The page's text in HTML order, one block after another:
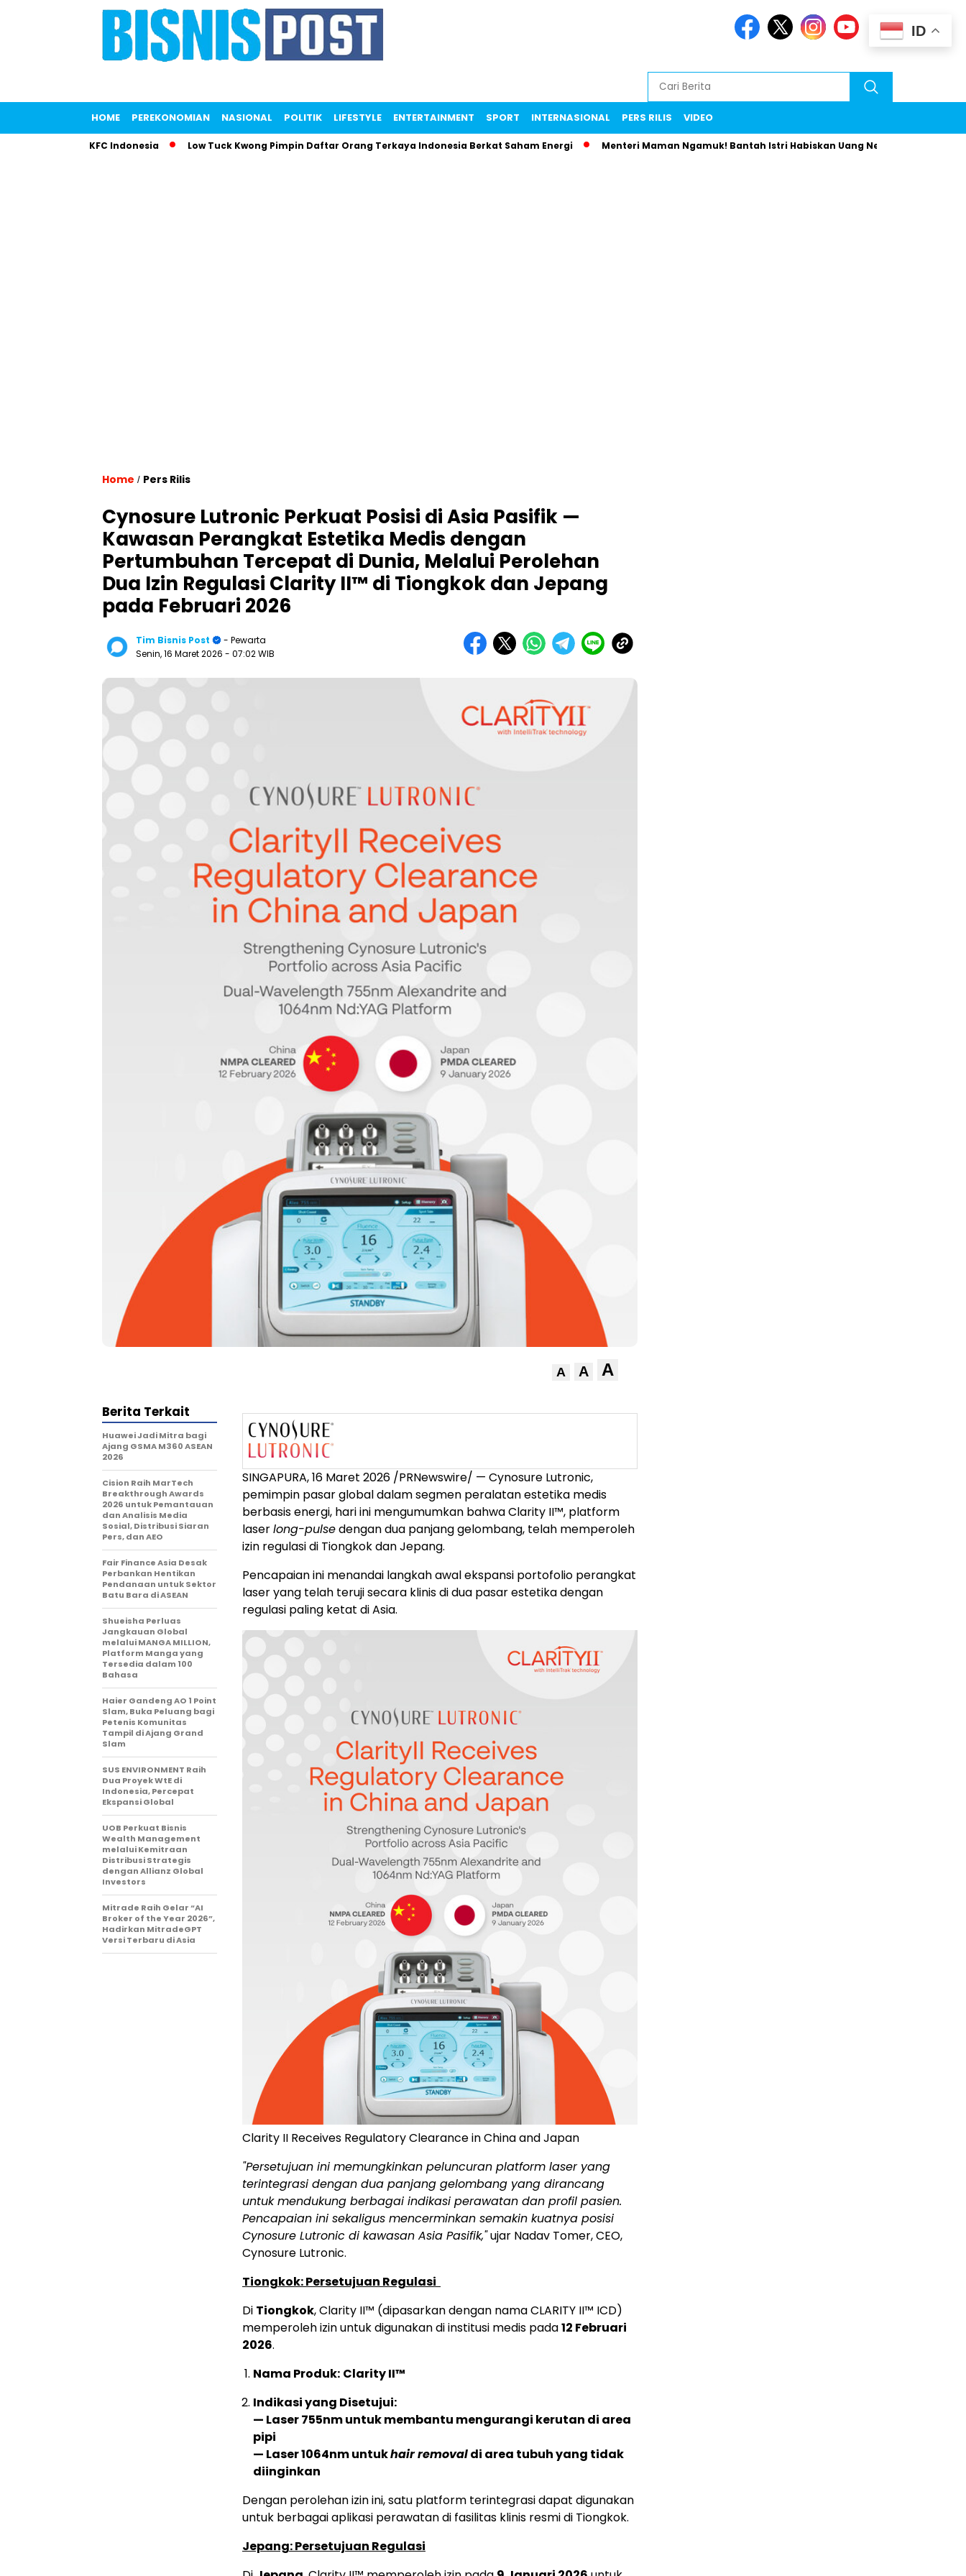
HOME PEREKONOMIAN NASIONAL POLITIK LIFESTYLE ENTERTAINMENT SPORT INTERNASIONAL PERS RILIS VIDEO
KFC Indonesia Low Tuck Kwong Pimpin Daftar Orang Terkaya Indonesia Berkat Saham Energi Menteri Maman Ngamuk! Bantah Istri Habiskan Uang Negara Liburan ke Eropa
Home / Pers Rilis
Cynosure Lutronic Perkuat Posisi di Asia Pasifik —
Kawasan Perangkat Estetika Medis dengan
Pertumbuhan Tercepat di Dunia, Melalui Perolehan
Dua Izin Regulasi Clarity II™ di Tiongkok dan Jepang
pada Februari 2026
Tim Bisnis Post
- Pewarta
Senin, 16 Maret 2026 - 07:02 WIB
A A A
SINGAPURA,16 Maret 2026 /PRNewswire/ — Cynosure Lutronic,
pemimpin pasar global dalam segmen peralatan estetika medis
berbasis energi, hari ini mengumumkan bahwa Clarity II™, platform
laserlong-pulsedengan dua panjang gelombang, telah memperoleh
izin regulasi di Tiongkok dan Jepang.
Pencapaian ini menandai langkah awal ekspansi portofolio perangkat
laser yang telah teruji secara klinis di dua pasar estetika dengan
regulasi paling ketat di Asia.
Clarity II Receives Regulatory Clearance in China and Japan
"Persetujuan ini memungkinkan peluncuran platform laser yang
terintegrasi dengan dua panjang gelombang yang dirancang
untuk mendukung berbagai indikasi perawatan dan profil pasien.
Pencapaian ini sekaligus mencerminkan semakin kuatnya posisi
Cynosure Lutronic di kawasan Asia Pasifik,"ujar Nadav Tomer, CEO,
Cynosure Lutronic.
Tiongkok: Persetujuan Regulasi
Di Tiongkok, Clarity II™ (dipasarkan dengan nama CLARITY II™ ICD)
memperoleh izin untuk digunakan di institusi medis pada12 Februari
2026.
Nama Produk: Clarity II™
Indikasi yang Disetujui:
— Laser 755nm untuk membantu mengurangi kerutan di area
pipi
— Laser 1064nm untukhair removaldi area tubuh yang tidak
diinginkan
Dengan perolehan izin ini, satu platform terintegrasi dapat digunakan
untuk berbagai aplikasi perawatan di fasilitas klinis resmi di Tiongkok.
Jepang: Persetujuan Regulasi
Berita Terkait
Huawei Jadi Mitra bagi
Ajang GSMA M360 ASEAN
2026
Cision Raih MarTech
Breakthrough Awards
2026 untuk Pemantauan
dan Analisis Media
Sosial, Distribusi Siaran
Pers, dan AEO
Fair Finance Asia Desak
Perbankan Hentikan
Pendanaan untuk Sektor
Batu Bara di ASEAN
Shueisha Perluas
Jangkauan Global
melalui MANGA MILLION,
Platform Manga yang
Tersedia dalam 100
Bahasa
Haier Gandeng AO 1 Point
Slam, Buka Peluang bagi
Petenis Komunitas
Tampil di Ajang Grand
Slam
SUS ENVIRONMENT Raih
Dua Proyek WtE di
Indonesia, Percepat
Ekspansi Global
UOB Perkuat Bisnis
Wealth Management
melalui Kemitraan
Distribusi Strategis
dengan Allianz Global
Investors
Mitrade Raih Gelar “AI
Broker of the Year 2026”,
Hadirkan MitradeGPT
Versi Terbaru di Asia
ID